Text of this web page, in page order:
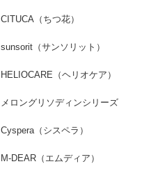
CITUCA（ちつ花）
sunsorit（サンソリット）
HELIOCARE（ヘリオケア）
メロングリソディンシリーズ
Cyspera（シスペラ）
M-DEAR（エムディア）